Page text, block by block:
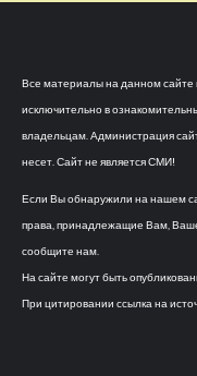
Все материалы на данном сайте
исключительно в
владельцам. Администрация
несет. Сайт не является СМИ!
Если Вы обнаружили на нашем
права, принадлежащие Вам,
сообщите нам.
На сайте могут быть
При цитировании ссылка на